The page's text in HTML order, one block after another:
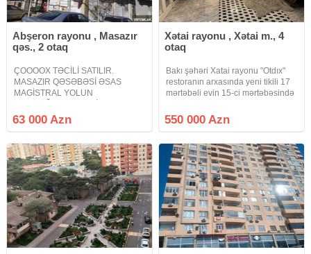
Abşeron rayonu , Masazır
qəs., 2 otaq
ÇOOOOX TƏCİLİ SATILIR.
MASAZIR QƏSƏBƏSİ ƏSAS
MAGİSTRAL YOLUN
İNŞAAT BİNASINDA. Masazır
qəsəbəsi əsas magistral yolun
binasında tamtəmirli əşyalı mənzil
satılır 2
63 000 Azn
Xətai rayonu , Xətai m., 4
otaq
Bakı şəhəri Xatai rayonu "Otdıx"
restoranın arxasında yeni tikili 17
mərtəbəli evin 15-ci mərtəbəsində
550 000 Azn